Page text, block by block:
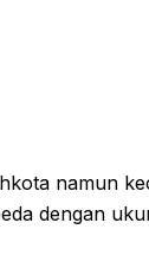
namun
dengan